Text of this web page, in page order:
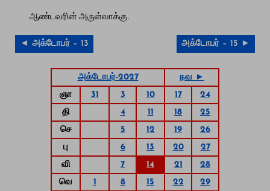
ஆண்டவரின் அருள்வாக்கு.
◄ அக்டோபர் – 13 அக்டோபர் – 15 ►
அக்டோபர்-2027
நவ ►
ஞா
31 3 10 17
24
தி
4 11 18
25
செ
5 12 19
26
பு
6 13 20
27
வி
7 14 21
28
வெ
1 8 15 22
29